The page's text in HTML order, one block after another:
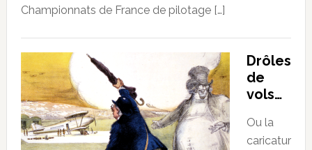
Championnats de France de pilotage […]
Drôles
de
vols…
Ou la
caricatur